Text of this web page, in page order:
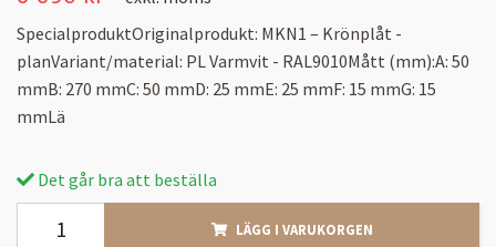
SpecialproduktOriginalprodukt: MKN1 – Krönplåt -
planVariant/material: PL Varmvit - RAL9010Mått (mm):A: 50
mmB: 270 mmC: 50 mmD: 25 mmE: 25 mmF: 15 mmG: 15
mmLä
Det går bra att beställa
LÄGG I VARUKORGEN